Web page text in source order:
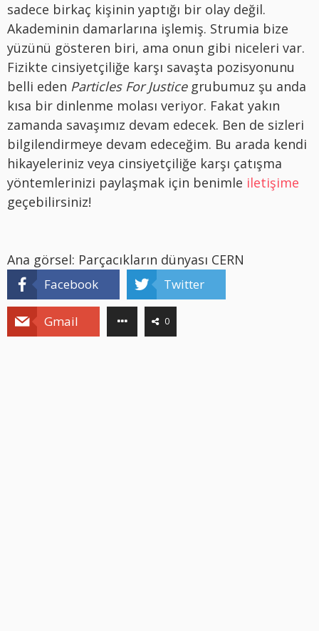
sadece birkaç kişinin yaptığı bir olay değil.
Akademinin damarlarına işlemiş. Strumia bize
yüzünü gösteren biri, ama onun gibi niceleri var.
Fizikte cinsiyetçiliğe karşı savaşta pozisyonunu
belli eden Particles For Justice grubumuz şu anda
kısa bir dinlenme molası veriyor. Fakat yakın
zamanda savaşımız devam edecek. Ben de sizleri
bilgilendirmeye devam edeceğim. Bu arada kendi
hikayeleriniz veya cinsiyetçiliğe karşı çatışma
yöntemlerinizi paylaşmak için benimle iletişime
geçebilirsiniz!
Ana görsel: Parçacıkların dünyası CERN
Facebook Twitter
Gmail 0